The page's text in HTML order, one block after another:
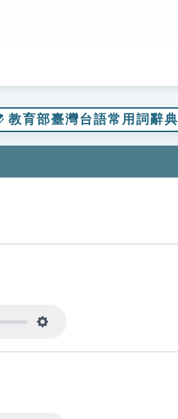
教育部臺灣台語常用詞辭典